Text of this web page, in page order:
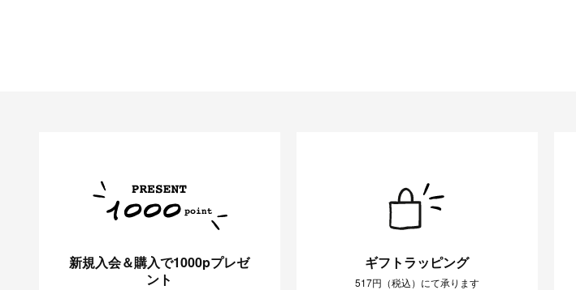
新規入会＆購入で1000pプレゼ
ント
ギフトラッピング
517円（税込）にて承ります